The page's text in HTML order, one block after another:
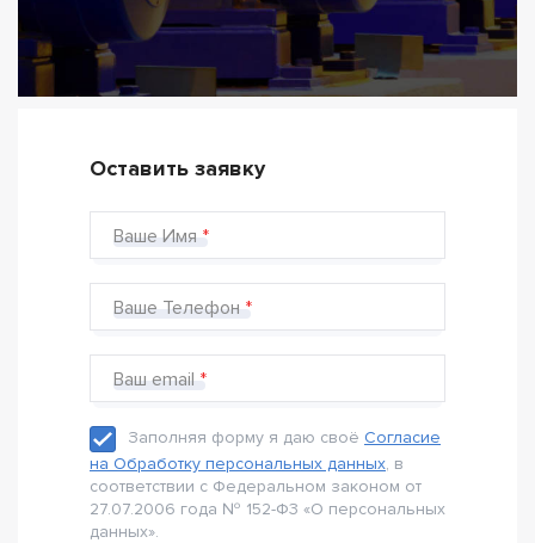
Оставить заявку
Ваше Имя
Ваше Телефон
Ваш email
Заполняя форму я даю своё Согласие
на Обработку персональных данных, в
соответствии с Федеральном законом от
27.07.2006 года № 152-Ф3 «О персональных
данных».